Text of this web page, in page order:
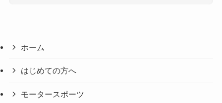
ホーム
はじめての方へ
モータースポーツ